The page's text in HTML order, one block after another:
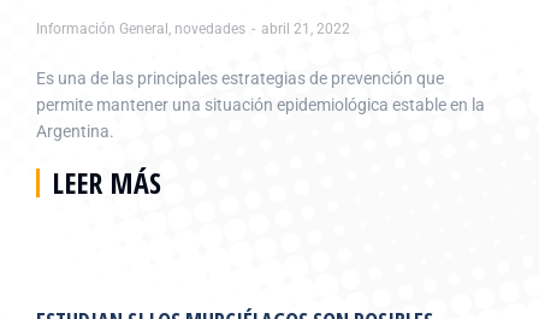
Información General , novedades abril 21, 2022
Es una de las principales estrategias de prevención que
permite mantener una situación epidemiológica estable en la
Argentina.
LEER MÁS